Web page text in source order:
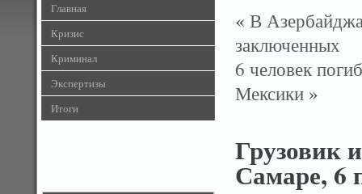
Главная
Кризис
Криминал
Экспертизы
Итоги
« В
заключенных
6 человек
Мексики »
Грузовик
Самаре, 6